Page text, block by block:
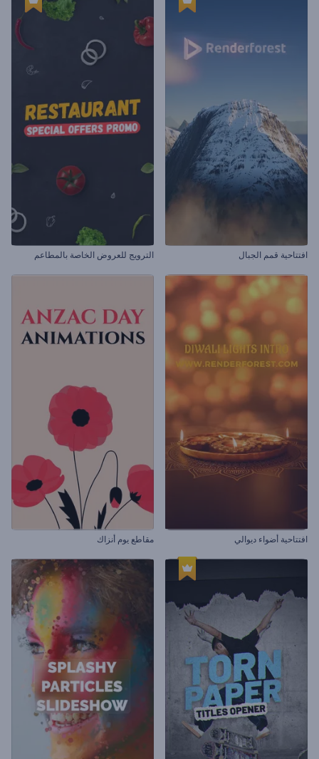
افتتاحية قمم الجبال الترويج للعروض الخاصة بالمطاعم
افتتاحية أضواء ديوالي مقاطع يوم أنزاك